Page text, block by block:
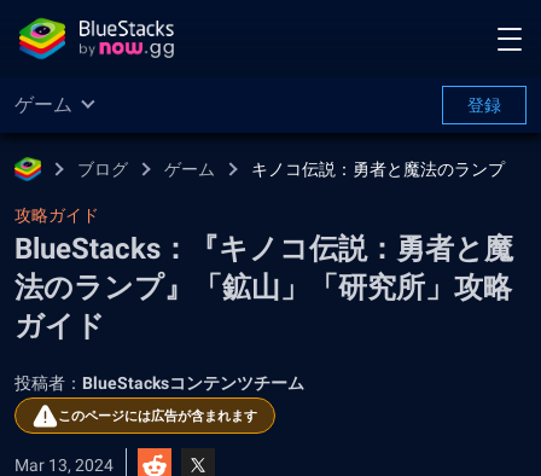
ゲーム 登録
ブログ ゲーム キノコ伝説：勇者と魔法のランプ
攻略ガイド
BlueStacks：『キノコ伝説：勇者と魔
法のランプ』「鉱山」「研究所」攻略
ガイド
投稿者： BlueStacksコンテンツチーム
このページには広告が含まれます
Mar 13, 2024